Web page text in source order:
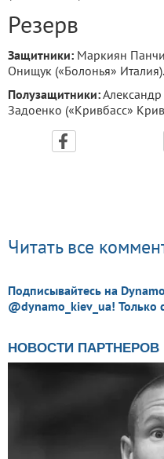
Резерв
Защитники: Маркиян
Онищук («Болонья» Италия).
Полузащитники:
Задоенко («Кривбасс»
Читать все
Подписывайтесь на
@dynamo_kiev_ua! Только